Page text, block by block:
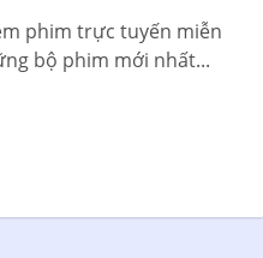
phim trực tuyến miễn
bộ phim mới nhất...